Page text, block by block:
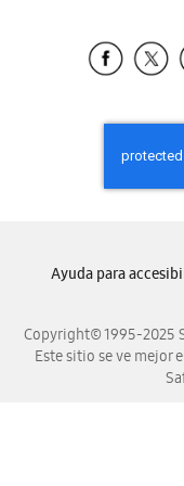
Copyright© 1995-2025
Este sitio se ve mejor
Ayuda para